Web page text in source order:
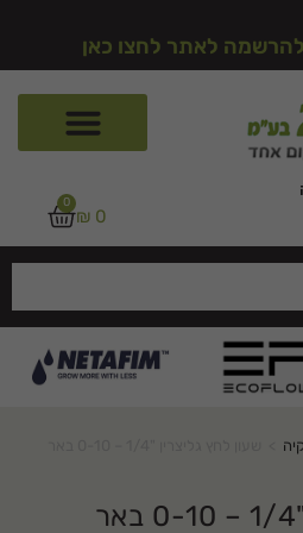
להרשמה לאתר לחצו כאן
₪ 0
0